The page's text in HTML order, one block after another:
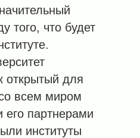
того, что будет
открытый для
всем миром
его партнерами
институты